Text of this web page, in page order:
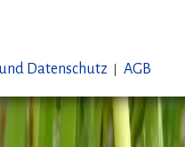
Datenschutz | AGB